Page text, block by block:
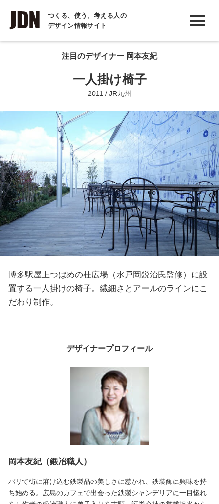
つくる、使う、考える人の
デザイン情報サイト
INTERVIEW
インタビュー
REPORT注目のデザイナー 岡本友紀
一人掛け椅子
2011 / JR九州
博多駅屋上つばめの杜広場（水戸岡鋭治氏監修）に設
置する一人掛けの椅子。繊細さとアールのラインにこ
だわり制作。
デザイナープロフィール
岡本友紀（鍛冶職人）
パリで街に溶け込む鉄製品の美しさに惹かれ、鉄装飾に興味を持
ち始める。広島のカフェで出会った鉄製シャンデリアに一目惚れ